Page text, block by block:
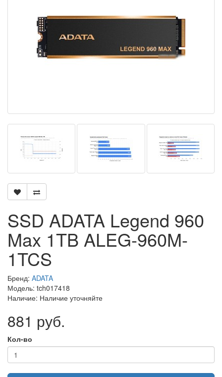
SSD ADATA Legend 960
Max 1TB ALEG-960M-
1TCS
Бренд: ADATA
Модель: tch017418
Наличие: Наличие уточняйте
881 руб.
Кол-во